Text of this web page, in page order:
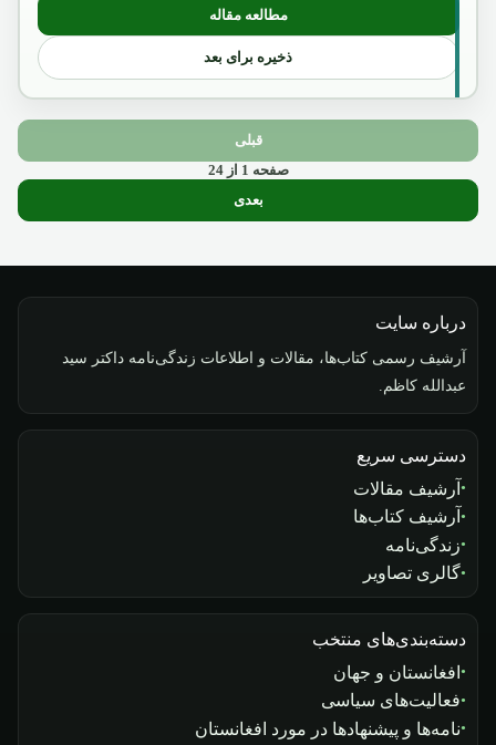
مطالعه مقاله: قابل توجه محترم جناب باری جهانی
ذخیره برای بعد
قبلی
صفحه 1 از 24
بعدی
درباره سایت
آرشیف رسمی کتاب‌ها، مقالات و اطلاعات زندگی‌نامه داکتر سید
عبدالله کاظم.
دسترسی سریع
آرشیف مقالات
آرشیف کتاب‌ها
زندگی‌نامه
گالری تصاویر
دسته‌بندی‌های منتخب
افغانستان و جهان
فعالیت‌های سیاسی
نامه‌ها و پیشنهادها در مورد افغانستان